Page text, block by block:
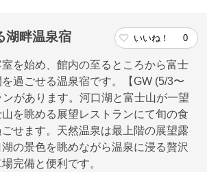
湖畔温泉宿 いいね！ 0
を始め、館内の至るところから富士
過ごせる温泉宿です。【GW (5/3〜
があります。河口湖と富士山が一望
を眺める展望レストランにて旬の食
せます。天然温泉は最上階の展望露
の景色を眺めながら温泉に浸る贅沢
完備と便利です。